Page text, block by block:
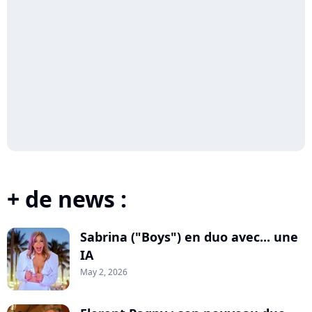
+ de news :
Sabrina ("Boys") en duo avec... une
IA
May 2, 2026